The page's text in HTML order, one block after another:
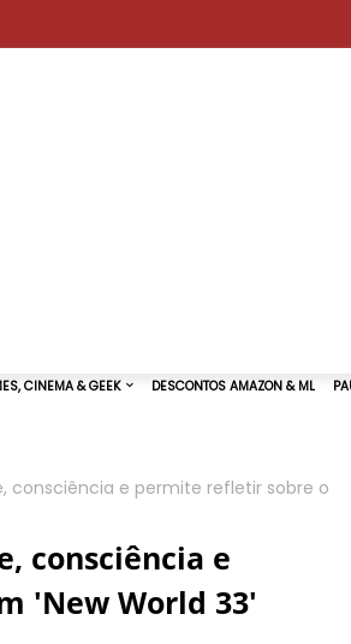
consciência e permite refletir sobre o
consciência e
'New World 33'